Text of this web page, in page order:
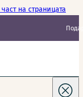
на страницата